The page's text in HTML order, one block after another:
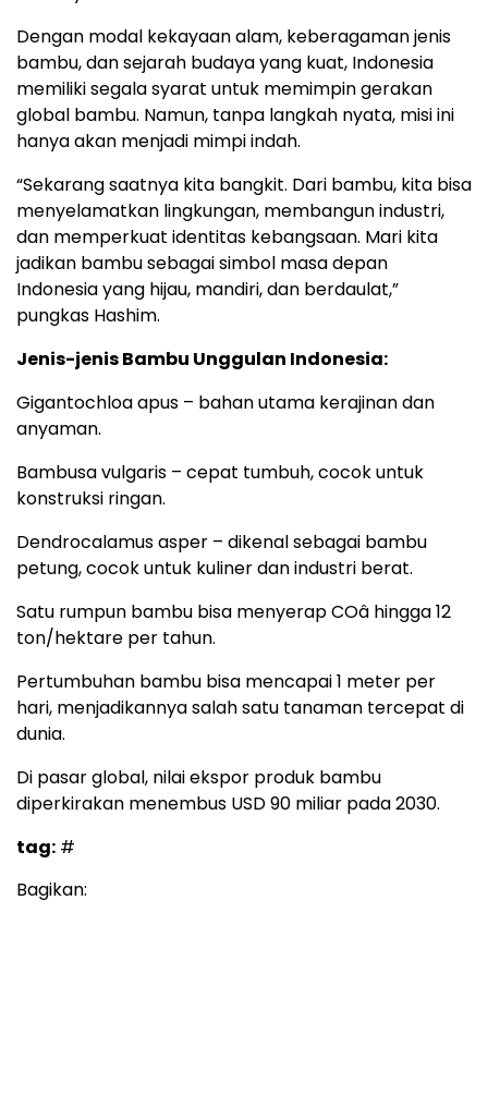
Dengan modal kekayaan alam, keberagaman jenis
bambu, dan sejarah budaya yang kuat, Indonesia
memiliki segala syarat untuk memimpin gerakan
global bambu. Namun, tanpa langkah nyata, misi ini
hanya akan menjadi mimpi indah.
“Sekarang saatnya kita bangkit. Dari bambu, kita bisa
menyelamatkan lingkungan, membangun industri,
dan memperkuat identitas kebangsaan. Mari kita
jadikan bambu sebagai simbol masa depan
Indonesia yang hijau, mandiri, dan berdaulat,”
pungkas Hashim.
Jenis-jenis Bambu Unggulan Indonesia:
Gigantochloa apus – bahan utama kerajinan dan
anyaman.
Bambusa vulgaris – cepat tumbuh, cocok untuk
konstruksi ringan.
Dendrocalamus asper – dikenal sebagai bambu
petung, cocok untuk kuliner dan industri berat.
Satu rumpun bambu bisa menyerap COâ hingga 12
ton/hektare per tahun.
Pertumbuhan bambu bisa mencapai 1 meter per
hari, menjadikannya salah satu tanaman tercepat di
dunia.
Di pasar global, nilai ekspor produk bambu
diperkirakan menembus USD 90 miliar pada 2030.
tag: #
Bagikan: